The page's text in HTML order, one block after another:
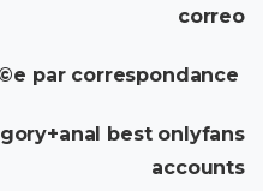
correo
par correspondance
best onlyfans
accounts